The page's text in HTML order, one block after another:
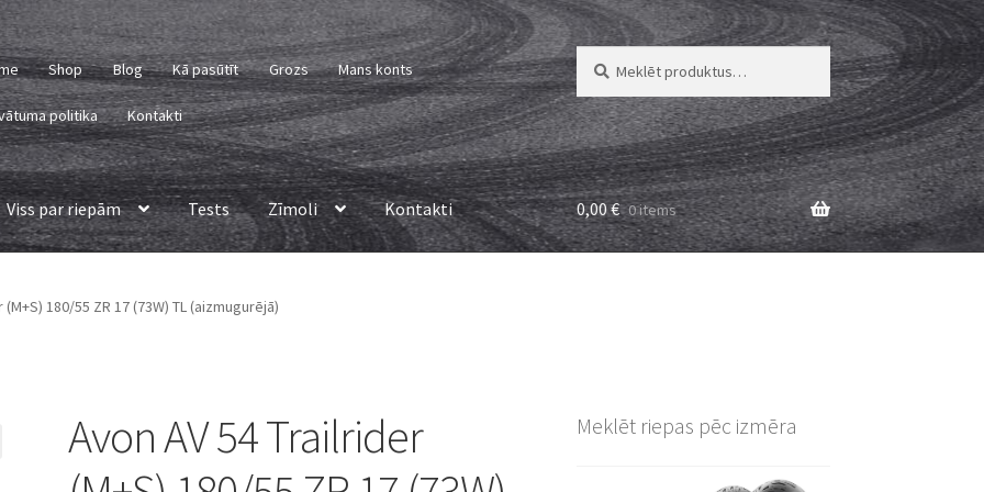
Shop Blog Kā pasūtīt Grozs Mans konts
politika Kontakti
Meklēt:
Meklēt
Viss par riepām Tests Zīmoli Kontakti 0,00€ 0 items
180/55 ZR 17 (73W) TL (aizmugurējā)
Avon AV 54 Trailrider
Meklēt riepas pēc izmēra